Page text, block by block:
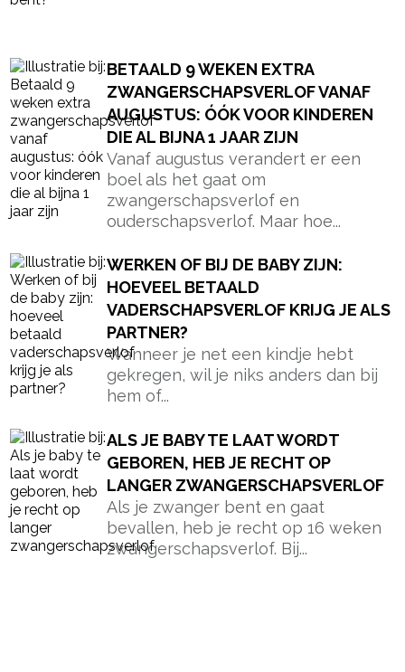
BETAALD 9 WEKEN EXTRA
ZWANGERSCHAPSVERLOF VANAF
AUGUSTUS: ÓÓK VOOR KINDEREN
DIE AL BIJNA 1 JAAR ZIJN
Vanaf augustus verandert er een
boel als het gaat om
zwangerschapsverlof en
ouderschapsverlof. Maar hoe...
WERKEN OF BIJ DE BABY ZIJN:
HOEVEEL BETAALD
VADERSCHAPSVERLOF KRIJG JE ALS
PARTNER?
Wanneer je net een kindje hebt
gekregen, wil je niks anders dan bij
hem of...
ALS JE BABY TE LAAT WORDT
GEBOREN, HEB JE RECHT OP
LANGER ZWANGERSCHAPSVERLOF
Als je zwanger bent en gaat
bevallen, heb je recht op 16 weken
zwangerschapsverlof. Bij...